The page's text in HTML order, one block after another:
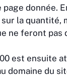
page donnée.
la quantité,
ne feront pas
est ensuite
domaine du